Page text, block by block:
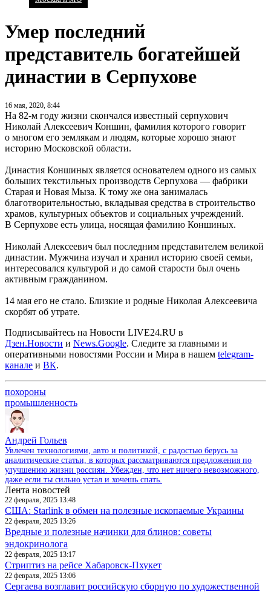
Умер последний
представитель богатейшей
династии в Серпухове
16 мая, 2020, 8:44
На 82-м году жизни скончался известный серпухович
Николай Алексеевич Коншин, фамилия которого говорит
о многом его землякам и людям, которые хорошо знают
историю Московской области.
Династия Коншиных является основателем одного из самых
больших текстильных производств Серпухова — фабрики
Старая и Новая Мыза. К тому же она занималась
благотворительностью, вкладывая средства в строительство
храмов, культурных объектов и социальных учреждений.
В Серпухове есть улица, носящая фамилию Коншиных.
Николай Алексеевич был последним представителем великой
династии. Мужчина изучал и хранил историю своей семьи,
интересовался культурой и до самой старости был очень
активным гражданином.
14 мая его не стало. Близкие и родные Николая Алексеевича
скорбят об утрате.
Подписывайтесь на Новости LIVE24.RU в
Дзен.Новости и News.Google. Следите за главными и
оперативными новостями России и Мира в нашем telegram-
канале и ВК.
похороны
промышленность
Андрей Гольев
Увлечен технологиями, авто и политикой, с радостью берусь за
аналитические статьи, в которых рассматриваются предложения по
улучшению жизни россиян. Убежден, что нет ничего невозможного,
даже если ты сильно устал и хочешь спать.
Лента новостей
22 февраля, 2025 13:48
США: Starlink в обмен на полезные ископаемые Украины
22 февраля, 2025 13:26
Вредные и полезные начинки для блинов: советы
эндокринолога
22 февраля, 2025 13:17
Стриптиз на рейсе Хабаровск-Пхукет
22 февраля, 2025 13:06
Сергаева возглавит российскую сборную по художественной